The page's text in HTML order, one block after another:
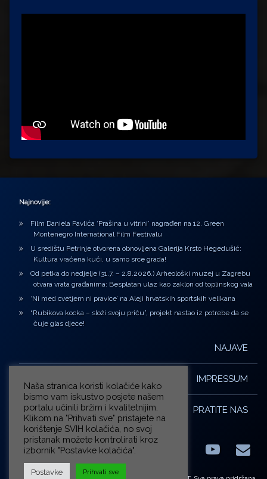
Najnovije:
Film Daniela Pavlića ‘Prašina u vitrini’ nagrađen na 12. Green
Montenegro International Film Festivalu
U središtu Petrinje otvorena obnovljena Galerija Krsto Hegedušić:
Kultura vraćena kući, u samo srce grada!
Od petka do nedjelje (31.7. – 2.8.2026.) Arheološki muzej u Zagrebu
otvara vrata građanima: Besplatan ulaz kao zaklon od toplinskog vala
‘Ni med cvetjem ni pravice’ na Aleji hrvatskih sportskih velikana
“Rubikova kocka – složi svoju priču”, projekt nastao iz potrebe da se
čuje glas djece!
NAJAVE
IMPRESSUM
PRATITE NAS
FacebookLinkedIn E-
Naša stranica koristi kolačiće kako
bismo vam iskustvo posjete našem
portalu učinili bržim i kvalitetnijim.
Klikom na "Prihvati sve" pristajete na
korištenje SVIH kolačića, no svoj
pristanak možete kontrolirati kroz
izbornik "Postavke kolačića".
Postavke Prihvati sve